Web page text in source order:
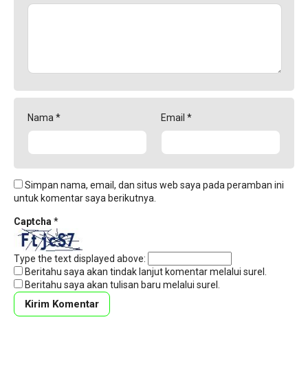
Nama* Email *
Simpan nama, email, dan situs web saya pada peramban ini
untuk komentar saya berikutnya.
Captcha*
Type the text displayed above:
Beritahu saya akan tindak lanjut komentar melalui surel.
Beritahu saya akan tulisan baru melalui surel.